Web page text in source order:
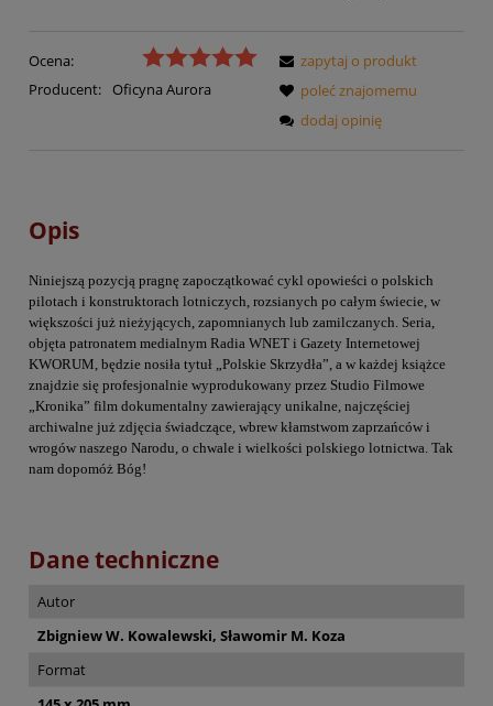
Ocena:
Producent: Oficyna Aurora
zapytaj o produkt
poleć znajomemu
dodaj opinię
Opis
Niniejszą pozycją pragnę zapoczątkować cykl opowieści o polskich
pilotach i konstruktorach lotniczych, rozsianych po całym świecie, w
większości już nieżyjących, zapomnianych lub zamilczanych. Seria,
objęta patronatem medialnym Radia WNET i Gazety Internetowej
KWORUM, będzie nosiła tytuł „Polskie Skrzydła”, a w każdej książce
znajdzie się profesjonalnie wyprodukowany przez Studio Filmowe
„Kronika” film dokumentalny zawierający unikalne, najczęściej
archiwalne już zdjęcia świadczące, wbrew kłamstwom zaprzańców i
wrogów naszego Narodu, o chwale i wielkości polskiego lotnictwa. Tak
nam dopomóż Bóg!
Dane techniczne
Autor
Zbigniew W. Kowalewski, Sławomir M. Koza
Format